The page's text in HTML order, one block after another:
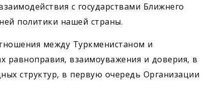
с государствами Ближнего
политики нашей страны.
между Туркменистаном и
равноправия, взаимоуважения и доверия, в
структур, в первую очередь Организации